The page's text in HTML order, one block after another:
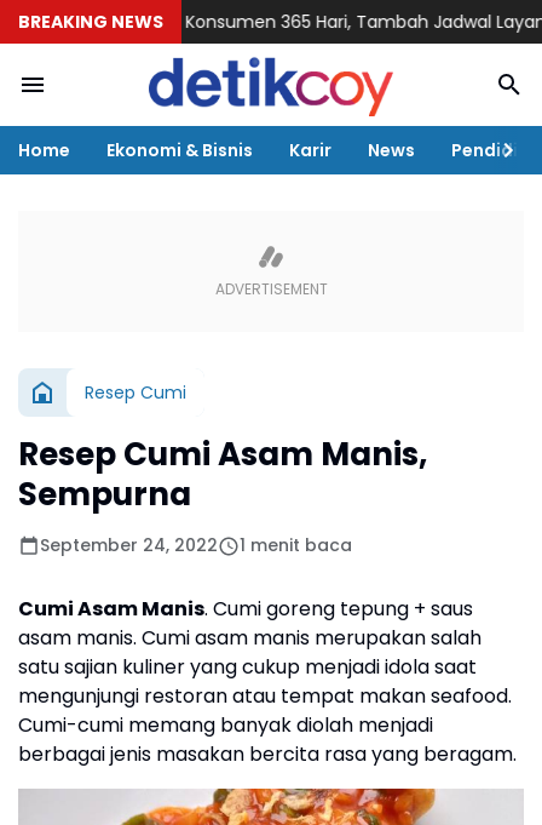
BREAKING NEWS
Layani Konsumen 365 Hari, Tambah Jadwal Layanan Call
Home Ekonomi & Bisnis Karir News
Resep Cumi
Resep Cumi Asam Manis,
Sempurna
September 24, 2022 1 menit baca
Cumi Asam Manis. Cumi goreng tepung + saus
asam manis. Cumi asam manis merupakan salah
satu sajian kuliner yang cukup menjadi idola saat
mengunjungi restoran atau tempat makan seafood.
Cumi-cumi memang banyak diolah menjadi
berbagai jenis masakan bercita rasa yang beragam.